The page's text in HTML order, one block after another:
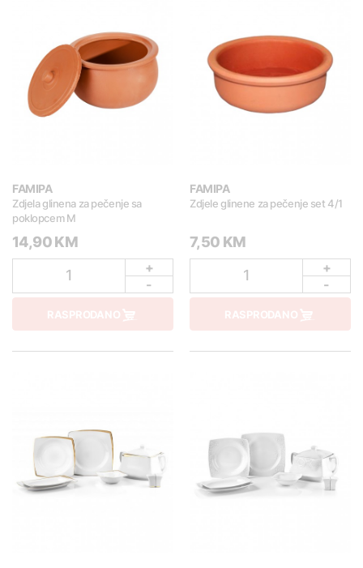
FAMIPA
Zdjela glinena za pečenje sa
poklopcem M
14,90 KM
1
+
-
RASPRODANO
FAMIPA
Zdjele glinene za pečenje set 4/1
7,50 KM
1
+
-
RASPRODANO